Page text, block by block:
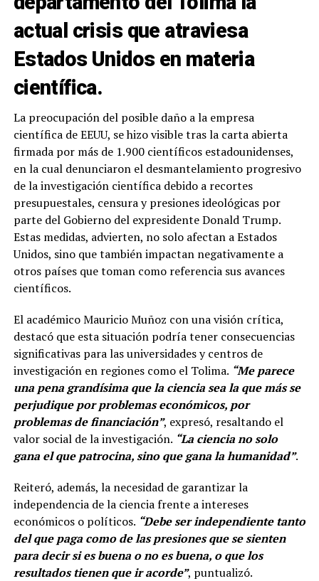
actual crisis que atraviesa
Estados Unidos en materia
científica.
La preocupación del posible daño a la empresa
científica de EEUU, se hizo visible tras la carta abierta
firmada por más de 1.900 científicos estadounidenses,
en la cual denunciaron el desmantelamiento progresivo
de la investigación científica debido a recortes
presupuestales, censura y presiones ideológicas por
parte del Gobierno del expresidente Donald Trump.
Estas medidas, advierten, no solo afectan a Estados
Unidos, sino que también impactan negativamente a
otros países que toman como referencia sus avances
científicos.
El académico Mauricio Muñoz con una visión crítica,
destacó que esta situación podría tener consecuencias
significativas para las universidades y centros de
investigación en regiones como el Tolima. “Me parece
una pena grandísima que la ciencia sea la que más se
perjudique por problemas económicos, por
problemas de financiación”, expresó, resaltando el
valor social de la investigación. “La ciencia no solo
gana el que patrocina, sino que gana la humanidad”.
Reiteró, además, la necesidad de garantizar la
independencia de la ciencia frente a intereses
económicos o políticos. “Debe ser independiente tanto
del que paga como de las presiones que se sienten
para decir si es buena o no es buena, o que los
resultados tienen que ir acorde”, puntualizó.